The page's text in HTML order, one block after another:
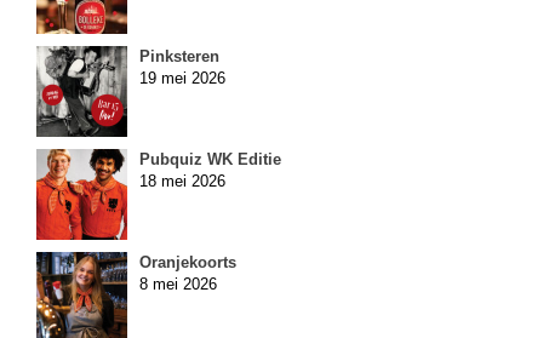
Pinksteren
19 mei 2026
Pubquiz WK Editie
18 mei 2026
Oranjekoorts
8 mei 2026